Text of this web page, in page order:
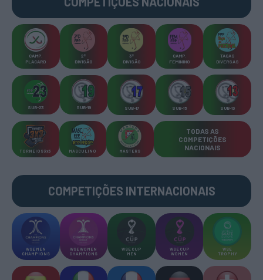
CAMP
PLACARD
2ª
DIVISÃO
3ª
DIVISÃO
CAMP
FEMININO
TAÇAS
DIVERSAS
SUB-23 SUB-19 SUB-17 SUB-15 SUB-13
TORNEIOS 3x3 MASCULINO MASTERS
TODAS AS
COMPETIÇÕES
NACIONAIS
COMPETIÇÕES INTERNACIONAIS
WSE MEN
CHAMPIONS
WSE WOMEN
CHAMPIONS
WSE CUP
MEN
WSE CUP
WOMEN
WSE
TROPHY